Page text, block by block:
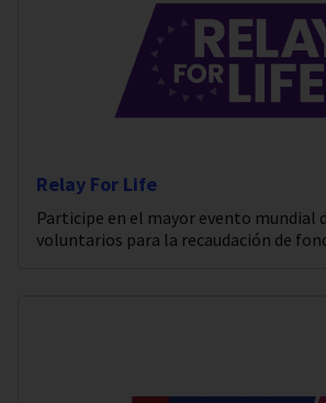
Relay For Life
Participe en el mayor evento mundial
voluntarios para la recaudación de